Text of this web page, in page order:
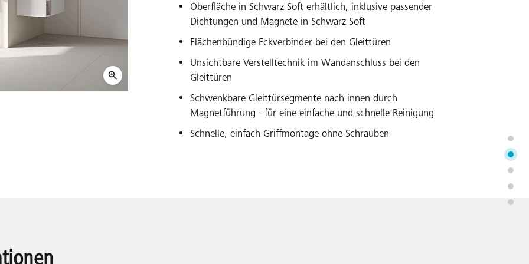
Oberfläche in Schwarz Soft erhältlich, inklusive passender
Dichtungen und Magnete in Schwarz Soft
Flächenbündige Eckverbinder bei den Gleittüren
Unsichtbare Verstelltechnik im Wandanschluss bei den
Gleittüren
Schwenkbare Gleittürsegmente nach innen durch
Magnetführung - für eine einfache und schnelle Reinigung
Schnelle, einfach Griffmontage ohne Schrauben